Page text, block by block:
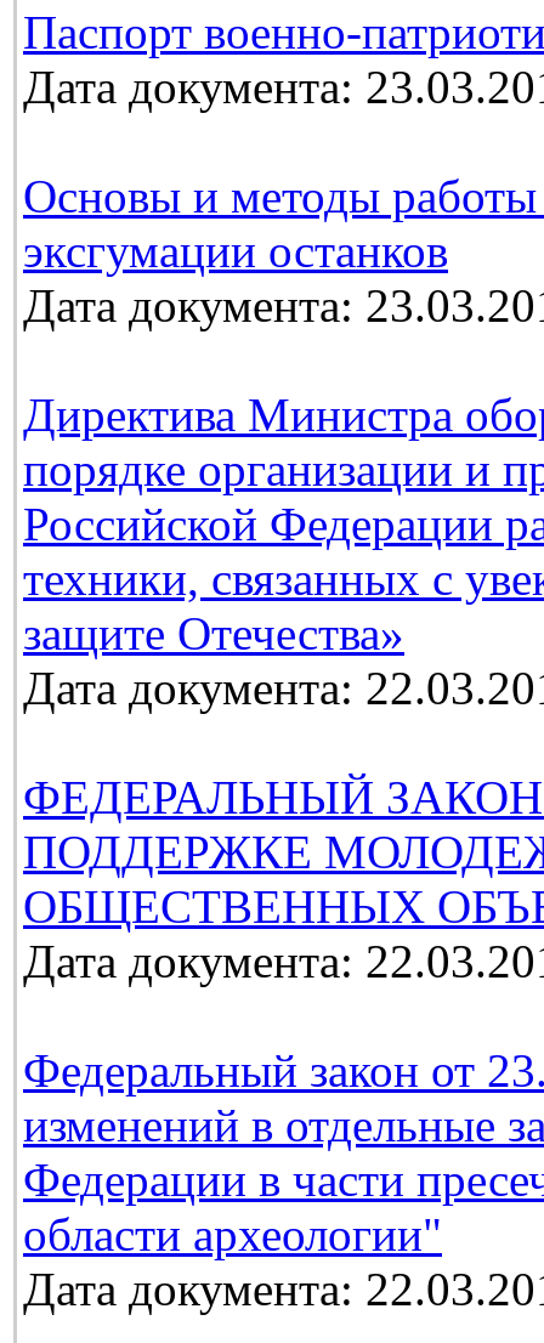
Паспорт военно-
Дата документа:
Основы и методы
эксгумации останков
Дата документа:
Директива Министра
порядке организации и
Российской Федерации
техники, связанных с
защите Отечества»
Дата документа:
ФЕДЕРАЛЬНЫЙ
ПОДДЕРЖКЕ
ОБЩЕСТВЕННЫХ
Дата документа:
Федеральный закон от
изменений в отдельные
Федерации в части
области археологии"
Дата документа: